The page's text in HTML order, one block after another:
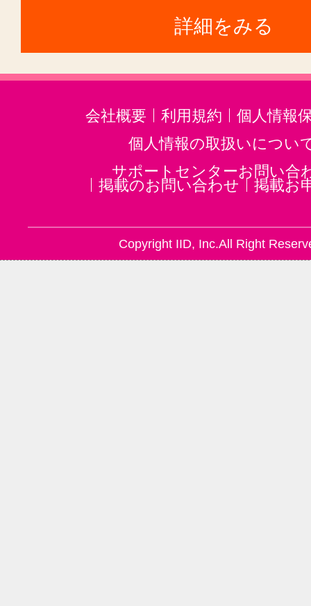
タイ古式マッサージ(28)
ヘッドマッサージ・ヘッドスパ
スウェディッシュマッサージ(24)
バリニーズ(18)
ロミロミマッ
フレグランス・香水(2)
リラクゼーションその他(101)
詳細をみる
会社概要 利用規約
個人情報
個人情報の取扱いについ
サポートセンターお問い合
掲載のお問い合わせ
掲載お
Copyright IID, Inc.All Right